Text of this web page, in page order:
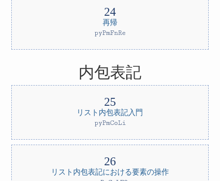
再帰
pyPmFnRe
内包表記
リスト内包表記入門
pyPmCoLi
リスト内包表記における要素の操作